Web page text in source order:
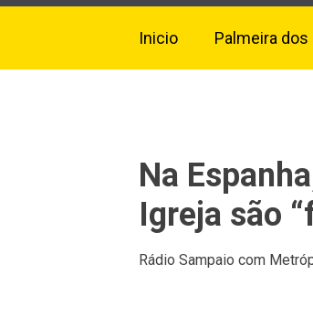
Inicio Palmeira dos
Na
Igreja são
Rádio Sampaio com